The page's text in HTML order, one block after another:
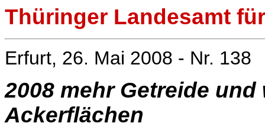
Thüringer Landesamt
Erfurt, 26. Mai 2008 - Nr. 138
2008 mehr Getreide
Ackerflächen